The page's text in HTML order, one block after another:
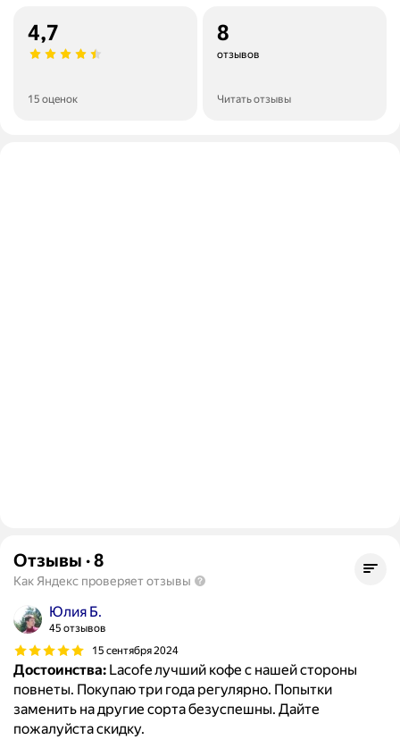
4,7
15 оценок
8
отзывов
Читать отзывы
Отзывы ·8
Как Яндекс проверяет отзывы
Юлия Б.
45 отзывов
15 сентября 2024
Достоинства: Lacofe лучший кофе с нашей стороны
повнеты. Покупаю три года регулярно. Попытки
заменить на другие сорта безуспешны. Дайте
пожалуйста скидку.